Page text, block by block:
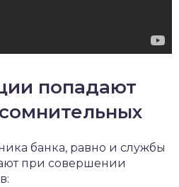
попадают
банка, равно и службы
при совершении